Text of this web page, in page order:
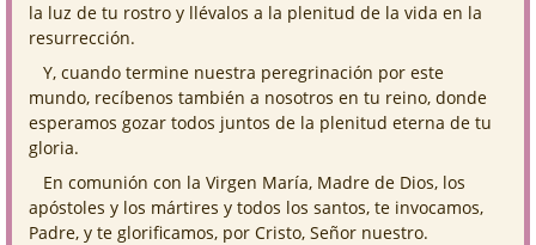
la luz de tu rostro y llévalos a la plenitud de la vida en la
resurrección.
Y, cuando termine nuestra peregrinación por este
mundo, recíbenos también a nosotros en tu reino, donde
esperamos gozar todos juntos de la plenitud eterna de tu
gloria.
En comunión con la Virgen María, Madre de Dios, los
apóstoles y los mártires y todos los santos, te invocamos,
Padre, y te glorificamos, por Cristo, Señor nuestro.